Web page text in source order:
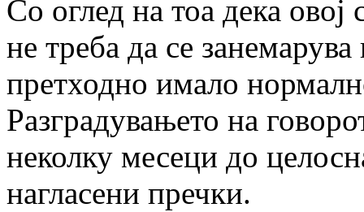
Со оглед на тоа дека
не треба да се занемарува
претходно имало
Разградувањето на
неколку месеци до
нагласени пречки.